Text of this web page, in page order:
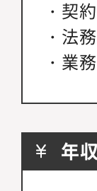
・契
・法
・業
年